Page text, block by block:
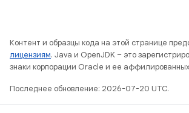
Контент и образцы кода на этой странице
лицензиям. Java и OpenJDK – это
знаки корпорации Oracle и ее
Последнее обновление: 2026-07-20 UTC.